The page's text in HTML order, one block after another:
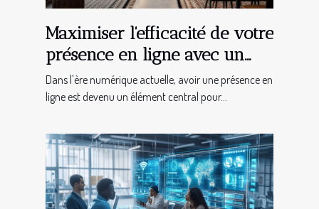
Maximiser l'efficacité de votre
présence en ligne avec un
site web sur-mesure
Dans l'ère numérique actuelle, avoir une présence en
ligne est devenu un élément central pour...